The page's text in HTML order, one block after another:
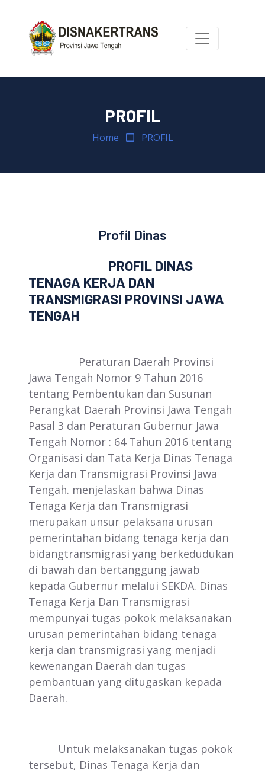
PROFIL
Home PROFIL
Profil Dinas
PROFIL DINAS
TENAGA KERJA DAN
TRANSMIGRASI PROVINSI JAWA
TENGAH
Peraturan Daerah Provinsi
Jawa Tengah Nomor 9 Tahun 2016
tentang Pembentukan dan Susunan
Perangkat Daerah Provinsi Jawa Tengah
Pasal 3 dan Peraturan Gubernur Jawa
Tengah Nomor : 64 Tahun 2016 tentang
Organisasi dan Tata Kerja Dinas Tenaga
Kerja dan Transmigrasi Provinsi Jawa
Tengah. menjelaskan bahwa Dinas
Tenaga Kerja dan Transmigrasi
merupakan unsur pelaksana urusan
pemerintahan bidang tenaga kerja dan
bidangtransmigrasi yang berkedudukan
di bawah dan bertanggung jawab
kepada Gubernur melalui SEKDA. Dinas
Tenaga Kerja Dan Transmigrasi
mempunyai tugas pokok melaksanakan
urusan pemerintahan bidang tenaga
kerja dan transmigrasi yang menjadi
kewenangan Daerah dan tugas
pembantuan yang ditugaskan kepada
Daerah.
Untuk melaksanakan tugas pokok
tersebut, Dinas Tenaga Kerja dan